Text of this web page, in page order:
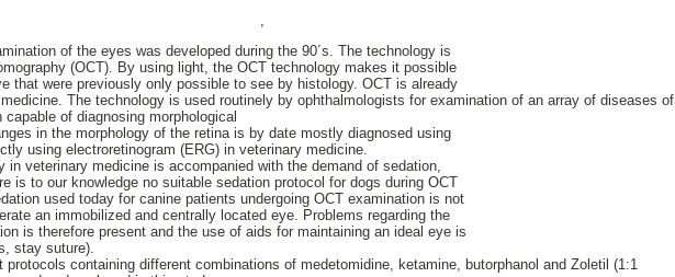
of the eyes was developed during the 90´s. The technology is
(OCT). By using light, the OCT technology makes it possible
that were previously only possible to see by histology. OCT is already
The technology is used routinely by ophthalmologists for examination of an array of diseases of
of diagnosing morphological
in the morphology of the retina is by date mostly diagnosed using
using electroretinogram (ERG) in veterinary medicine.
in veterinary medicine is accompanied with the demand of sedation,
is to our knowledge no suitable sedation protocol for dogs during OCT
used today for canine patients undergoing OCT examination is not
an immobilized and centrally located eye. Problems regarding the
is therefore present and the use of aids for maintaining an ideal eye is
stay suture).
protocols containing different combinations of medetomidine, ketamine, butorphanol and Zoletil (1:1